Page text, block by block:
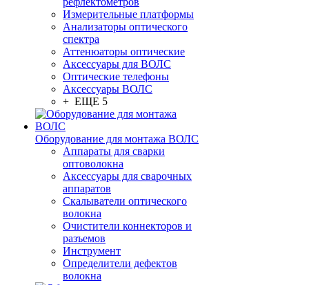
Измерительные платформы
Анализаторы оптического
спектра
Аттенюаторы оптические
Аксессуары для ВОЛС
Оптические телефоны
Аксессуары ВОЛС
+ ЕЩЕ 5
Оборудование для монтажа ВОЛС
Аппараты для сварки
оптоволокна
Аксессуары для сварочных
аппаратов
Скалыватели оптического
волокна
Очистители коннекторов и
разъемов
Инструмент
Определители дефектов
волокна